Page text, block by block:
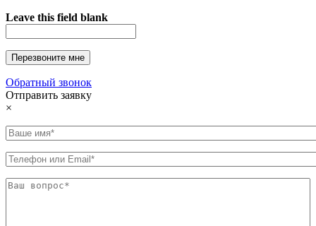
Leave this field blank
Обратный звонок
Отправить заявку
×